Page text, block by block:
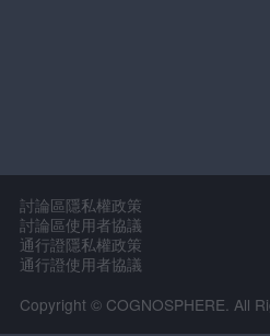
討論區隱私權政策
討論區使用者協議
通行證隱私權政策
通行證使用者協議
Copyright © COGNOSPHERE. All